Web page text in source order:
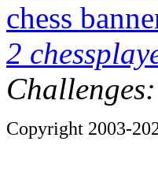
chess
2
Copyright 2003-